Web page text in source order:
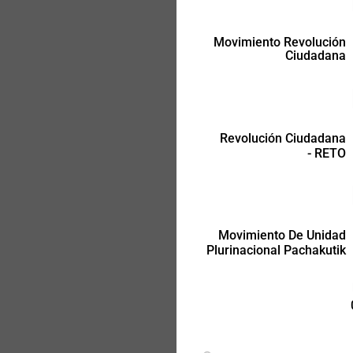
Movimiento De Unidad
Plurinacional Pachakutik
Revolución Ciudadana
- RETO
Movimiento Revolución
Ciudadana